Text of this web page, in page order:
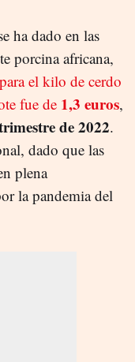
ha dado en las
porcina africana,
el kilo de cerdo
fue de 1,3 euros,
de 2022.
dado que las
plena
la pandemia del